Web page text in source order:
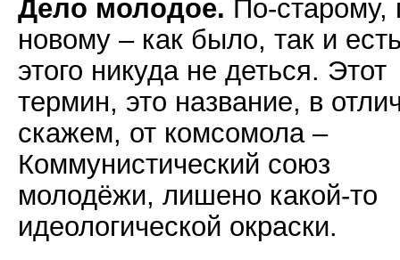
Дело молодое. По-старому,
новому – как было, так и
этого никуда не деться. Этот
термин, это название, в
скажем, от комсомола –
Коммунистический союз
молодёжи, лишено какой-то
идеологической окраски.